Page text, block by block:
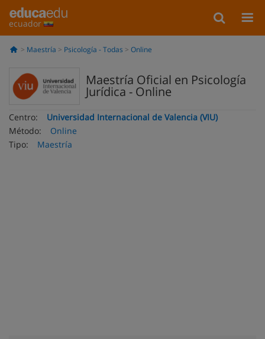
ecuador
Maestría Psicología - Todas Online
Maestría Oficial en Psicología
Jurídica - Online
Centro:
Universidad Internacional de Valencia (VIU)
Método:
Online
Tipo:
Maestría